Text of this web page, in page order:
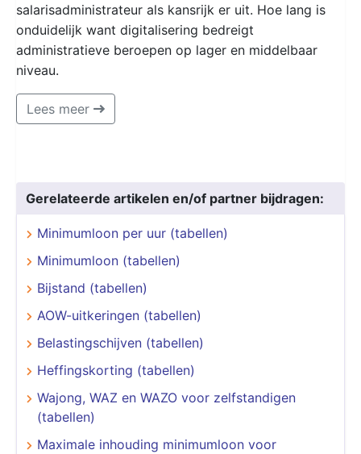
salarisadministrateur als kansrijk er uit. Hoe lang is
onduidelijk want digitalisering bedreigt
administratieve beroepen op lager en middelbaar
niveau.
Lees meer
Gerelateerde artikelen en/of partner bijdragen:
Minimumloon per uur (tabellen)
Minimumloon (tabellen)
Bijstand (tabellen)
AOW-uitkeringen (tabellen)
Belastingschijven (tabellen)
Heffingskorting (tabellen)
Wajong, WAZ en WAZO voor zelfstandigen
(tabellen)
Maximale inhouding minimumloon voor